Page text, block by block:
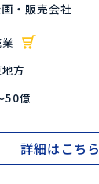
・販売会社
方
50億
詳細はこちら